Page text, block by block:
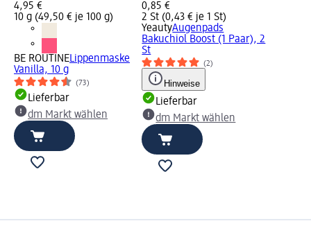
4,95 €
10 g (49,50 € je 100 g)
BE ROUTINELippenmaske
Vanilla, 10 g
(73)
Lieferbar
dm Markt wählen
0,85 €
2 St (0,43 € je 1 St)
YeautyAugenpads
Bakuchiol Boost (1 Paar), 2
St
(2)
Hinweise
Lieferbar
dm Markt wählen